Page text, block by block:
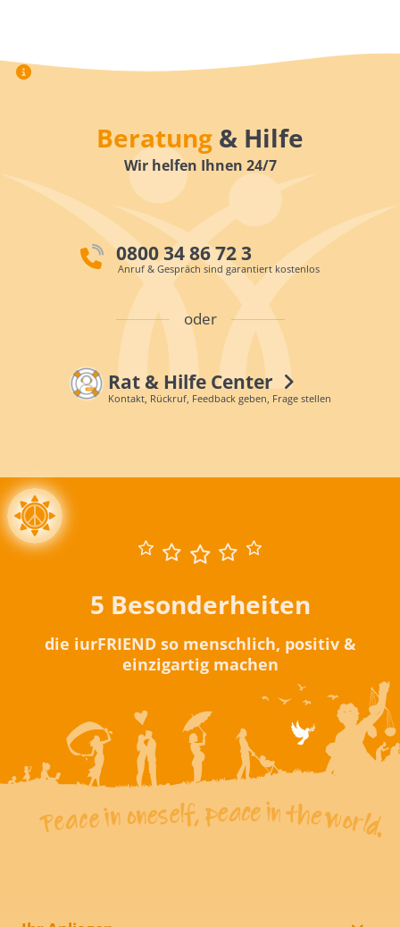
Beratung & Hilfe
Wir helfen Ihnen 24/7
0800 34 86 72 3
Anruf & Gespräch sind garantiert kostenlos
oder
Rat & Hilfe Center
Kontakt, Rückruf, Feedback geben, Frage stellen
5 Besonderheiten
die iurFRIEND so menschlich, positiv &
einzigartig machen